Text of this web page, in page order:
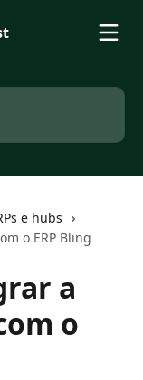
e hubs
o ERP Bling
a
o